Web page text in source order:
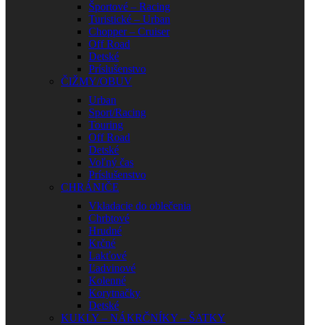
Športové – Racing
Turistické – Urban
Chopper – Cruiser
Off Road
Detské
Príslušenstvo
ČIŽMY/OBUV
Urban
Sport/Racing
Touring
Off Road
Detské
Voľný čas
Príslušenstvo
CHRÁNIČE
Vkladacie do oblečenia
Chrbtové
Hrudné
Krčné
Lakťové
Ľadvinové
Kolenné
Korytnačky
Detské
KUKLY – NÁKRČNÍKY – ŠATKY